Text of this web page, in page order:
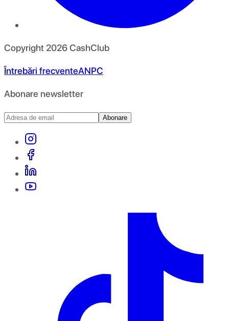
Copyright 2026CashClub
Întrebări frecventeANPC
Abonare newsletter
Abonare